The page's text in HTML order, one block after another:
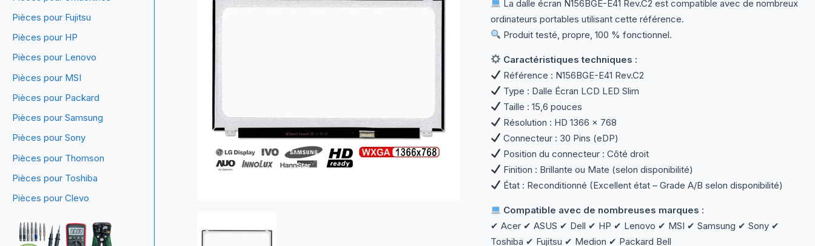
Pièces pour Fujitsu
Pièces pour HP
Pièces pour Lenovo
Pièces pour MSI
Pièces pour Packard
Pièces pour Samsung
Pièces pour Sony
Pièces pour Thomson
Pièces pour Toshiba
Pièces pour Clevo
La dalle écran N156BGE-E41 Rev.C2 est compatible avec de nombreux
ordinateurs portables utilisant cette référence.
Produit testé, propre, 100 % fonctionnel.
Caractéristiques techniques :
Référence : N156BGE-E41 Rev.C2
Type : Dalle Écran LCD LED Slim
Taille : 15,6 pouces
Résolution : HD 1366 × 768
Connecteur : 30 Pins (eDP)
Position du connecteur : Côté droit
Finition : Brillante ou Mate (selon disponibilité)
État : Reconditionné (Excellent état – Grade A/B selon disponibilité)
Compatible avec de nombreuses marques :
✔ Acer ✔ ASUS ✔ Dell ✔ HP ✔ Lenovo ✔ MSI ✔ Samsung ✔ Sony ✔
Toshiba ✔ Fujitsu ✔ Medion ✔ Packard Bell